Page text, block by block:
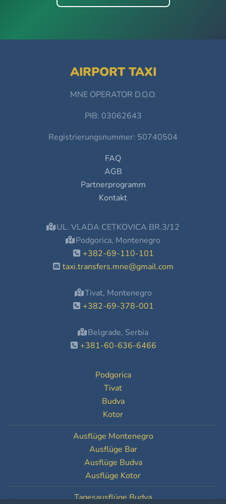
AIRPORT TAXI
MNE OPERATOR D.O.O.
PIB: 03062643
Registrierungsnummer: 50740504
FAQ
AGB
Partnerprogramm
Kontakt
UL. VLADA CETKOVICA BR.3/12
Podgorica, Montenegro
+382-69-110-101
taxi.transfers.mne@gmail.com
Tivat, Montenegro
+382-69-378-001
Belgrade, Serbia
+381-60-636-6466
Podgorica
Tivat
Budva
Kotor
Ausflüge Montenegro
Ausflüge Bar
Ausflüge Budva
Ausflüge Kotor
Tagesausflüge Budva